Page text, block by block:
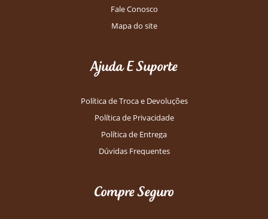
Fale Conosco
Mapa do site
Ajuda E Suporte
Política de Troca e Devoluções
Política de Privacidade
Política de Entrega
Dúvidas Frequentes
Compre Seguro